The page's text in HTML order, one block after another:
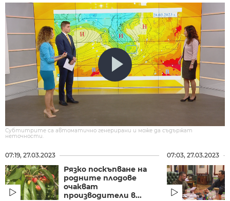
Субтитрите са автоматично генерирани и може да съдържат
неточности.
07:19, 27.03.2023
Рязко поскъпване на
родните плодове
очакват
производители в...
07:03, 27.03.2023